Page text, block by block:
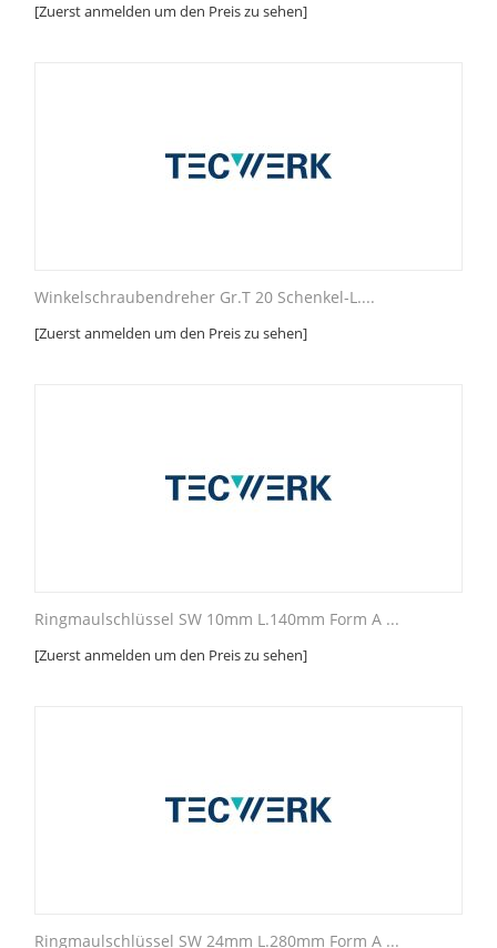
[Zuerst anmelden um den Preis zu sehen]
Winkelschraubendreher Gr.T 20 Schenkel-L....
[Zuerst anmelden um den Preis zu sehen]
Ringmaulschlüssel SW 10mm L.140mm Form A ...
[Zuerst anmelden um den Preis zu sehen]
Ringmaulschlüssel SW 24mm L.280mm Form A ...